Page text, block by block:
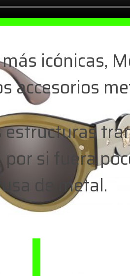
icónicas,
accesorios
si fuera
de metal.